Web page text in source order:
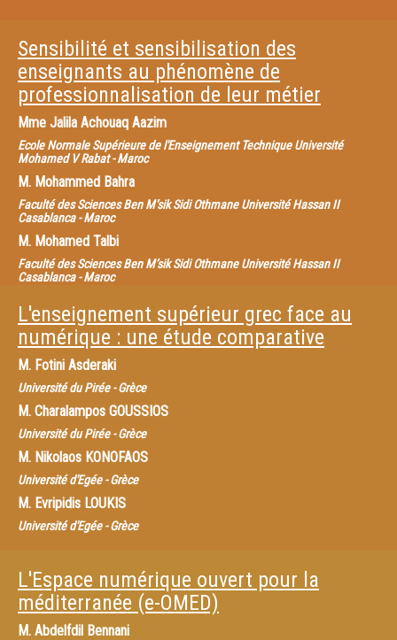
Sensibilité et sensibilisation des
enseignants au phénomène de
professionnalisation de leur métier
Mme Jalila Achouaq Aazim
Ecole Normale Supérieure de l'Enseignement Technique Université
Mohamed V Rabat - Maroc
M. Mohammed Bahra
Faculté des Sciences Ben M’sik Sidi Othmane Université Hassan II
Casablanca - Maroc
M. Mohamed Talbi
Faculté des Sciences Ben M’sik Sidi Othmane Université Hassan II
Casablanca - Maroc
L'enseignement supérieur grec face au
numérique : une étude comparative
M. Fotini Asderaki
Université du Pirée - Grèce
M. Charalampos GOUSSIOS
Université du Pirée - Grèce
M. Nikolaos KONOFAOS
Université d'Egée - Grèce
M. Evripidis LOUKIS
Université d'Egée - Grèce
L'Espace numérique ouvert pour la
méditerranée (e-OMED)
M. Abdelfdil Bennani